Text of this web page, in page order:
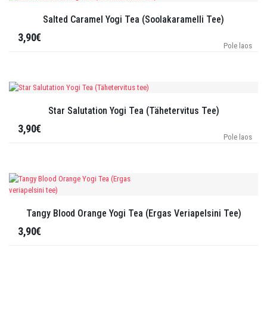
Salted Caramel Yogi Tea (Soolakaramelli Tee)
3,90€
Pole laos
Star Salutation Yogi Tea (Tähetervitus Tee)
3,90€
Pole laos
Tangy Blood Orange Yogi Tea (Ergas Veriapelsini Tee)
3,90€